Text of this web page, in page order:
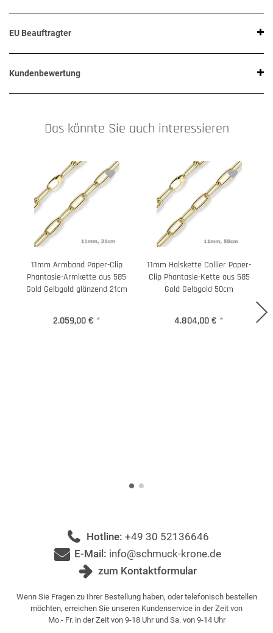
EU Beauftragter
Kundenbewertung
Das könnte Sie auch interessieren
11mm Armband Paper-Clip
Phantasie-Armkette aus 585
Gold Gelbgold glänzend 21cm
2.059,00 € *
11mm Halskette Collier Paper-
Clip Phantasie-Kette aus 585
Gold Gelbgold 50cm
4.804,00 € *
Hotline: +49 30 52136646
E-Mail: info@schmuck-krone.de
zum Kontaktformular
Wenn Sie Fragen zu Ihrer Bestellung haben, oder telefonisch bestellen
möchten, erreichen Sie unseren Kundenservice in der Zeit von
Mo.- Fr. in der Zeit von 9-18 Uhr und Sa. von 9-14 Uhr